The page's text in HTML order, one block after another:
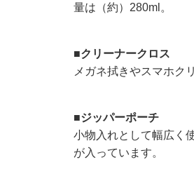
量は（約）280ml。
■クリーナークロス
メガネ拭きやスマホク
■ジッパーポーチ
小物入れとして幅広く
が入っています。